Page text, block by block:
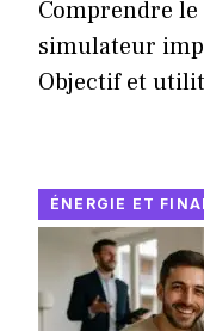
Comprendre
simulateur
Objectif et
ÉNERGIE ET